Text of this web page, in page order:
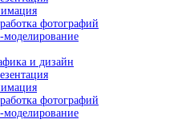
фотографий
моделирование
и дизайн
фотографий
моделирование